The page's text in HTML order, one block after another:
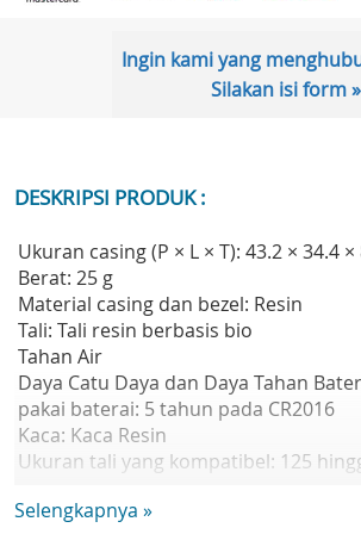
Ingin kami yang
Silakan isi form »
DESKRIPSI PRODUK :
Ukuran casing (P × L × T): 43.2 × 34.4
Berat: 25 g
Material casing dan bezel: Resin
Tali: Tali resin berbasis bio
Tahan Air
Daya Catu Daya dan Daya Tahan
pakai baterai: 5 tahun pada CR2016
Kaca: Kaca Resin
Ukuran tali yang kompatibel: 125
Stopwatch:
Selengkapnya »